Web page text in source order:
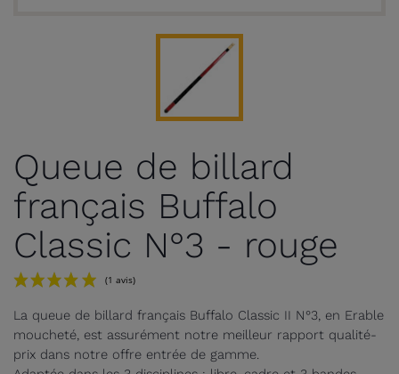
Queue de billard
français Buffalo
Classic N°3 - rouge
La queue de billard français Buffalo Classic II N°3, en Erable
moucheté, est assurément notre meilleur rapport qualité-
prix dans notre offre entrée de gamme.